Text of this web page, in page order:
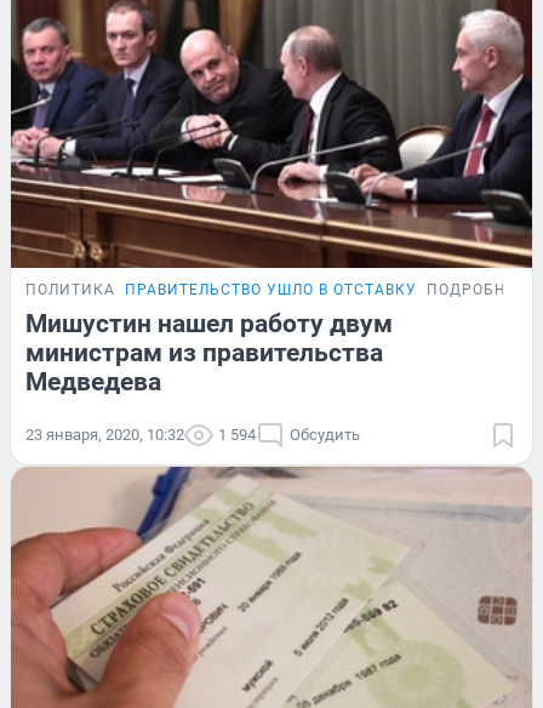
ПОЛИТИКА ПРАВИТЕЛЬСТВО УШЛО В ОТСТАВКУ
Мишустин нашел работу двум
министрам из правительства
Медведева
23 января, 2020, 10:32 1 594 Обсудить